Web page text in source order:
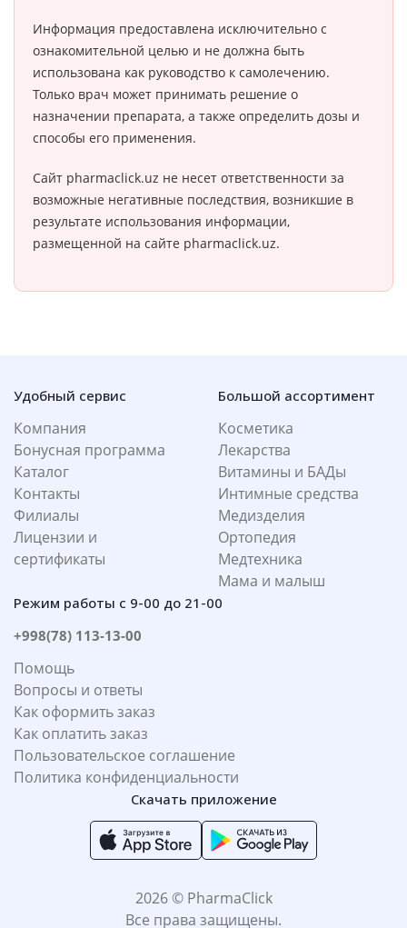
Информация предоставлена исключительно с
ознакомительной целью и не должна быть
использована как руководство к самолечению.
Только врач может принимать решение о
назначении препарата, а также определить дозы и
способы его применения.
Сайт pharmaclick.uz не несет ответственности за
возможные негативные последствия, возникшие в
результате использования информации,
размещенной на сайте pharmaclick.uz.
Удобный сервис
Компания
Бонусная программа
Каталог
Контакты
Филиалы
Лицензии и
сертификаты
Большой ассортимент
Косметика
Лекарства
Витамины и БАДы
Интимные средства
Медизделия
Ортопедия
Медтехника
Мама и малыш
Режим работы с 9-00 до 21-00
+998(78) 113-13-00
Помощь
Вопросы и ответы
Как оформить заказ
Как оплатить заказ
Пользовательское соглашение
Политика конфиденциальности
Скачать приложение
2026 © PharmaClick
Все права защищены.